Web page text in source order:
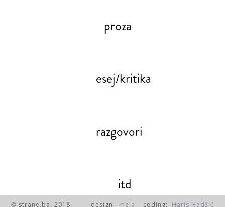
proza
esej/kritika
razgovori
itd
© strane.ba, 2018. design: mela coding: Haris Hadžić